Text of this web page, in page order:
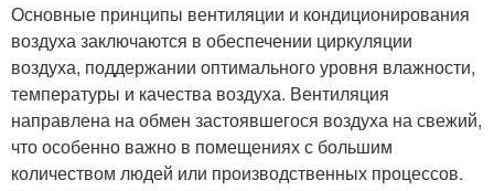
Основные принципы вентиляции и кондиционирования
воздуха заключаются в обеспечении циркуляции
воздуха, поддержании оптимального уровня влажности,
температуры и качества воздуха. Вентиляция
направлена на обмен застоявшегося воздуха на свежий,
что особенно важно в помещениях с большим
количеством людей или производственных процессов.